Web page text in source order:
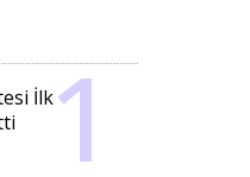
İlk